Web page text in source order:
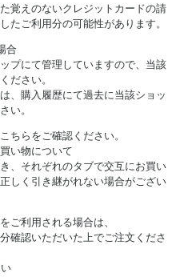
覚えのないクレジットカードの請
たご利用分の可能性があります。
合
プにて管理していますので、当該
ださい。
、購入履歴にて過去に当該ショッ
い。
ちらをご確認ください。
い物について
、それぞれのタブで交互にお買い
しく引き継がれない場合がござい
ご利用される場合は、
確認いただいた上でご注文くださ